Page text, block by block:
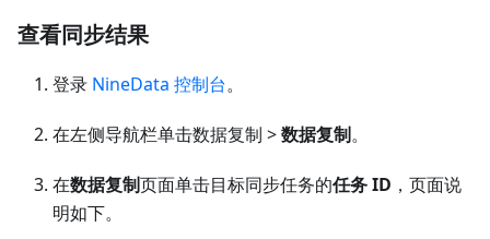
查看同步结果
登录 NineData 控制台。
在左侧导航栏单击数据复制 >数据复制。
在数据复制页面单击目标同步任务的任务 ID ，页面说
明如下。